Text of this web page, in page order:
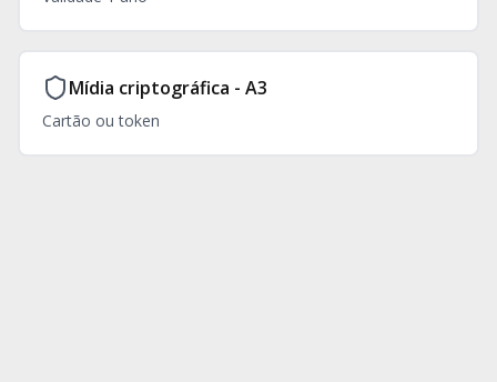
Pequenas Empresas
Hardware Avulso
Mídia criptográfica - A3
Cartão ou token